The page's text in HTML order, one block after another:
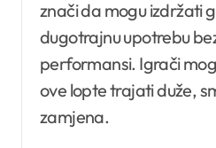
znači da mogu izdržati
dugotrajnu upotrebu
performansi. Igrači
ove lopte trajati duže,
zamjena.